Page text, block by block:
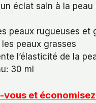
éclat sain à la peau
peaux rugueuses et
peaux grasses
l’élasticité de la
30 ml
vous et